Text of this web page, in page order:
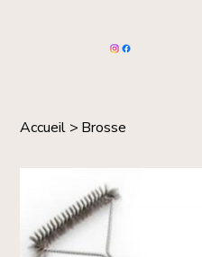
Accueil > Brosse